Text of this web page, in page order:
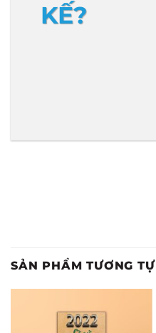
KẾ?
SẢN PHẨM TƯƠNG TỰ